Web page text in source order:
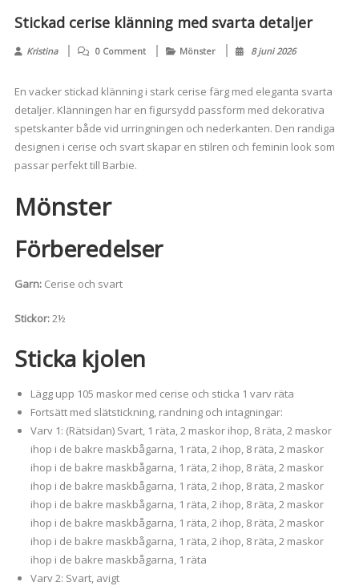
Stickad cerise klänning med svarta detaljer
Kristina 0 Comment Mönster 8 juni 2026
En vacker stickad klänning i stark cerise färg med eleganta svarta
detaljer. Klänningen har en figursydd passform med dekorativa
spetskanter både vid urringningen och nederkanten. Den randiga
designen i cerise och svart skapar en stilren och feminin look som
passar perfekt till Barbie.
Mönster
Förberedelser
Garn:Cerise och svart
Stickor:2½
Sticka kjolen
Lägg upp 105 maskor med cerise och sticka 1 varv räta
Fortsätt med slätstickning, randning och intagningar:
Varv 1: (Rätsidan) Svart, 1 räta, 2 maskor ihop, 8 räta, 2 maskor
ihop i de bakre maskbågarna, 1 räta, 2 ihop, 8 räta, 2 maskor
ihop i de bakre maskbågarna, 1 räta, 2 ihop, 8 räta, 2 maskor
ihop i de bakre maskbågarna, 1 räta, 2 ihop, 8 räta, 2 maskor
ihop i de bakre maskbågarna, 1 räta, 2 ihop, 8 räta, 2 maskor
ihop i de bakre maskbågarna, 1 räta, 2 ihop, 8 räta, 2 maskor
ihop i de bakre maskbågarna, 1 räta, 2 ihop, 8 räta, 2 maskor
ihop i de bakre maskbågarna, 1 räta
Varv 2: Svart, avigt